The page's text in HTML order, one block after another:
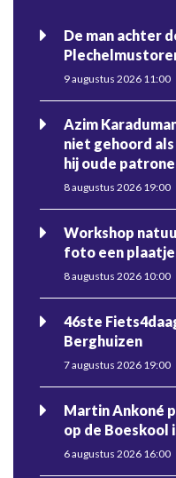
De man achter
9 augustus 2026 11:00
Azim
niet gehoord
hij oude
8 augustus 2026 19:00
Workshop
foto een
8 augustus 2026 10:00
46ste
Berghuizen
7 augustus 2026 19:00
Martin Ankoné
op de Boeskool
6 augustus 2026 16:00